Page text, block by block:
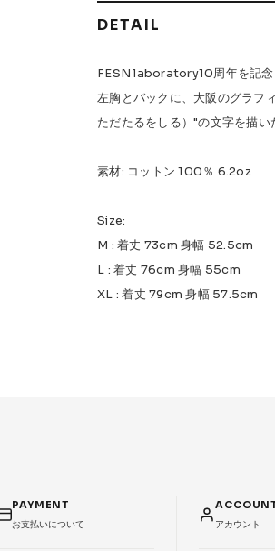
DETAIL
FESN laboratory10周年を記念
左胸とバックに、大阪のグラフ
ただたるをしる）"の文字を描い
素材: コットン 100％ 6.2oz
Size:
M : 着丈 73cm 身幅 52.5cm
L : 着丈 76cm 身幅 55cm
XL : 着丈 79cm 身幅 57.5cm
PAYMENT
お支払いについて アカウント